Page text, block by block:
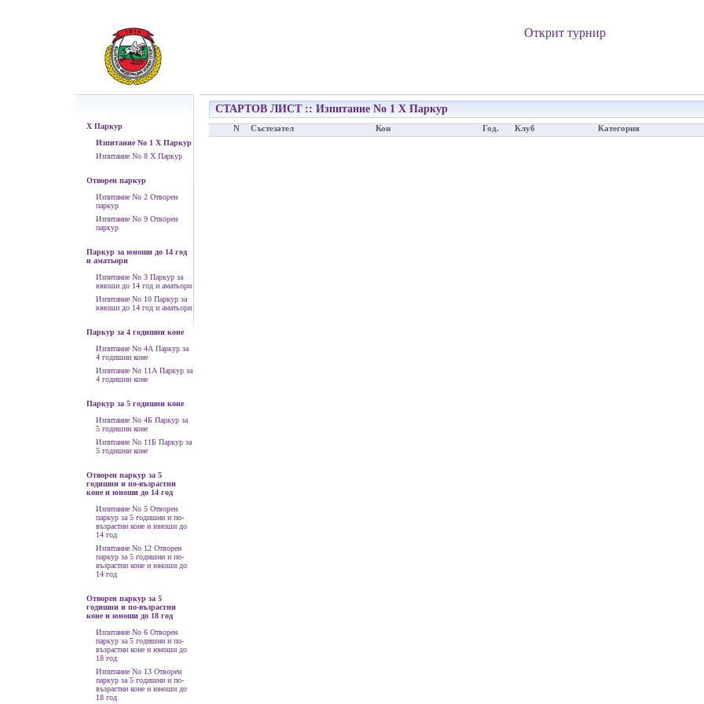
Открит турнир
Х Паркур
Изпитание No 1 Х Паркур
Изпитание No 8 Х Паркур
Отворен паркур
Изпитание No 2 Отворен
паркур
Изпитание No 9 Отворен
паркур
Паркур за юноши до 14 год
и аматьори
Изпитание No 3 Паркур за
юноши до 14 год и аматьори
Изпитание No 10 Паркур за
юноши до 14 год и аматьори
Паркур за 4 годишни коне
Изпитание No 4А Паркур за
4 годишни коне
Изпитание No 11А Паркур за
4 годишни коне
Паркур за 5 годишни коне
Изпитание No 4Б Паркур за
5 годишни коне
Изпитание No 11Б Паркур за
5 годишни коне
Отворен паркур за 5
годишни и по-възрастни
коне и юноши до 14 год
Изпитание No 5 Отворен
паркур за 5 годишни и по-
възрастни коне и юноши до
14 год
Изпитание No 12 Отворен
паркур за 5 годишни и по-
възрастни коне и юноши до
14 год
Отворен паркур за 5
годишни и по-възрастни
коне и юноши до 18 год
Изпитание No 6 Отворен
паркур за 5 годишни и по-
възрастни коне и юноши до
18 год
Изпитание No 13 Отворен
паркур за 5 годишни и по-
възрастни коне и юноши до
18 год
СТАРТОВ ЛИСТ :: Изпитание No 1 Х Паркур
N Състезател Кон Год. Клуб Категория